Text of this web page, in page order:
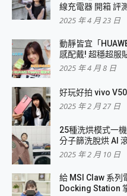
線充電器 開箱 評測
2025 年 4 月 23 日
動靜皆宜「
感配戴! 超穩超服
2025 年 4 月 8 日
好玩好拍 vivo
2025 年 2 月 27 日
25種洗烘模式一
分子篩洗脫烘 AI
2025 年 2 月 10 日
給 MSI Claw 系列
Docking Station